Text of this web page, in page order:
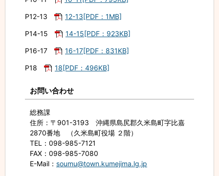
P12-13 12-13[PDF：1MB]
P14-15 14-15[PDF：923KB]
P16-17 16-17[PDF：831KB]
P18 18[PDF：496KB]
お問い合わせ
総務課
住所 ：〒901-3193 沖縄県島尻郡久米島町字比嘉
2870番地 （久米島町役場 ２階）
TEL
：098-985-7121
FAX ：098-985-7080
E-Mail ： soumu@town.kumejima.lg.jp